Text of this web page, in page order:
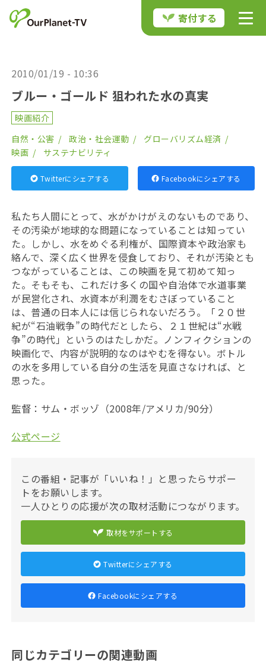
寄付する
2010/01/19 - 10:36
ブルー・ゴールド 狙われた水の真実
映画紹介
自然・公害
政治・社会運動
グローバリズム経済
映画
サステナビリティ
Twitterにシェアする Facebookにシェアする
私たち人間にとって、水がかけがえのないものであり、
その汚染が地球的な問題になっていることは知ってい
た。しかし、水をめぐる利権が、国際資本や政治家も
絡んで、深く広く世界を侵食しており、それが汚染とも
つながっていることは、この映画を見て初めて知っ
た。そもそも、これだけ多くの国や自治体で水道事業
が民営化され、水資本が利潤をむさぼっていること
は、普通の日本人には信じられないだろう。「２０世
紀が“石油戦争”の時代だとしたら、２１世紀は“水戦
争”の時代」というのはたしかだ。ノンフィクションの
映画化で、内容が説明的なのはやむを得ない。ボトル
の水を多用している自分の生活を見直さなければ、と
思った。
監督：サム・ボッゾ（2008年/アメリカ/90分）
公式ページ
この番組・記事が「いいね！」と思ったらサポー
トをお願いします。
一人ひとりの応援が次の取材活動につながります。
取材をサポートする
Twitterにシェアする
Facebookにシェアする
同じカテゴリーの関連動画